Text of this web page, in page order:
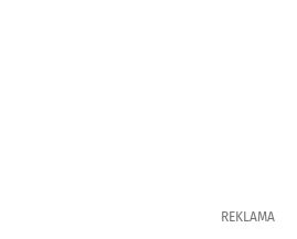
REKLAMA